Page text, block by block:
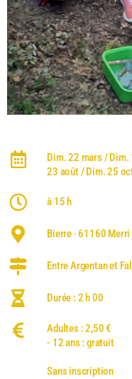
Dim. 22 mars /
23 août / Dim. 25
à 15 h
Bierre · 61160 Merri
Entre Argentan et
Durée : 2 h 00
Adultes : 2,50 €
- 12 ans : gratuit
Sans inscription